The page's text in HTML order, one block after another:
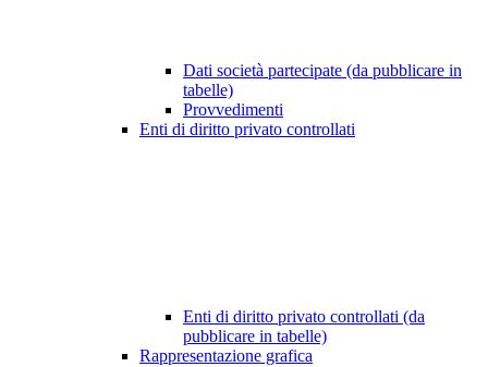
Dati società partecipate (da pubblicare in
tabelle)
Provvedimenti
Enti di diritto privato controllati
Enti di diritto privato controllati (da
pubblicare in tabelle)
Rappresentazione grafica